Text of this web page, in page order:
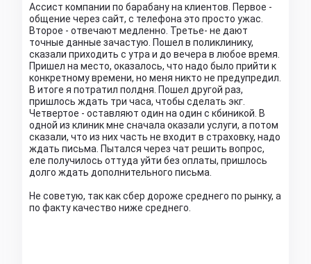
Ассист компании по барабану на клиентов. Первое -
общение через сайт, с телефона это просто ужас.
Второе - отвечают медленно. Третье- не дают
точные данные зачастую. Пошел в поликлинику,
сказали приходить с утра и до вечера в любое время.
Пришел на место, оказалось, что надо было прийти к
конкретному времени, но меня никто не предупредил.
В итоге я потратил полдня. Пошел другой раз,
пришлось ждать три часа, чтобы сделать экг.
Четвертое - оставляют один на один с кбиникой. В
одной из клиник мне сначала оказали услуги, а потом
сказали, что из них часть не входит в страховку, надо
ждать письма. Пытался через чат решить вопрос,
еле получилось оттуда уйти без оплаты, пришлось
долго ждать дополнительного письма.
Не советую, так как сбер дороже среднего по рынку, а
по факту качество ниже среднего.